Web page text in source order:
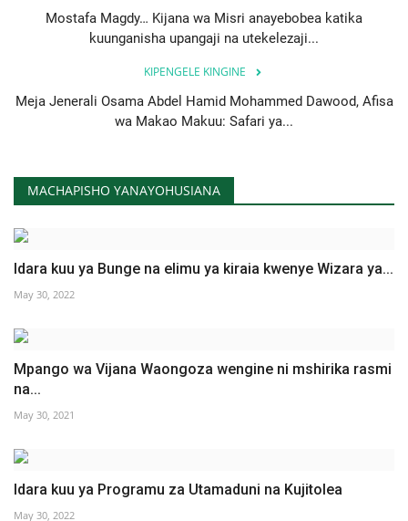
Swahili español
Mostafa Magdy… Kijana wa Misri anayebobea katika
kuunganisha upangaji na utekelezaji...
KIPENGELE KINGINE
Meja Jenerali Osama Abdel Hamid Mohammed Dawood, Afisa
wa Makao Makuu: Safari ya...
MACHAPISHO YANAYOHUSIANA
Idara kuu ya Bunge na elimu ya kiraia kwenye Wizara ya...
May 30, 2022
Mpango wa Vijana Waongoza wengine ni mshirika rasmi
na...
May 30, 2021
Idara kuu ya Programu za Utamaduni na Kujitolea
May 30, 2022